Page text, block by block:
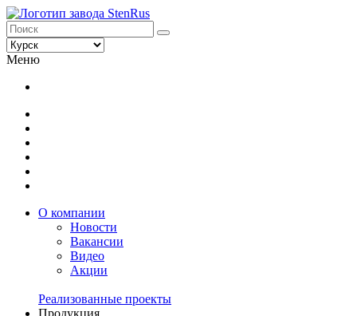
Меню
О компании
Новости
Вакансии
Видео
Акции
Реализованные проекты
Продукция